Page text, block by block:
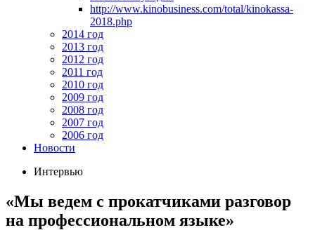
http://www.kinobusiness.com/total/kinokassa-
2018.php
2014 год
2013 год
2012 год
2011 год
2010 год
2009 год
2008 год
2007 год
2006 год
Новости
Интервью
«Мы ведем с прокатчиками разговор
на профессиональном языке»